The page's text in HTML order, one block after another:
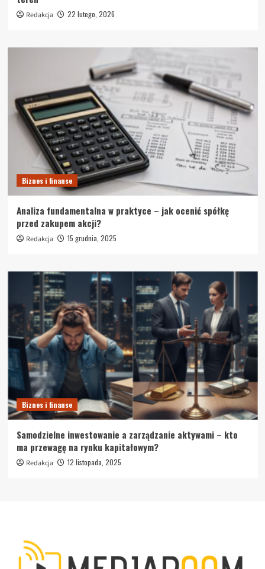
Redakcja 22 lutego, 2026
Biznes i finanse
Analiza fundamentalna w praktyce – jak ocenić spółkę
przed zakupem akcji?
Redakcja 15 grudnia, 2025
Biznes i finanse
Samodzielne inwestowanie a zarządzanie aktywami – kto
ma przewagę na rynku kapitałowym?
Redakcja 12 listopada, 2025